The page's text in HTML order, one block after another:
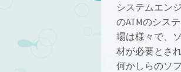
システムエン
のATMのシス
場は様々で、
材が必要とさ
何かしらのソ